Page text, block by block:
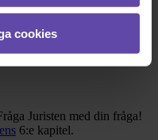
cookies
Juristen med din fråga!
6:e kapitel.